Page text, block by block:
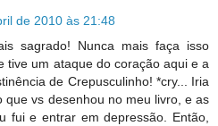
de 2010 às 21:48
sagrado! Nunca mais faça isso
tive um ataque do coração aqui e a
de Crepusculinho! *cry... Iria
que vs desenhou no meu livro, e as
fui e entrar em depressão. Então,